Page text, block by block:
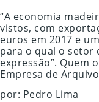
“A economia
vistos, com
euros em 2017 e
para o qual o setor
expressão”. Quem
Empresa de
por: Pedro Lima